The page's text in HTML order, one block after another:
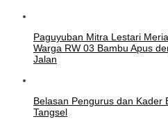
Paguyuban Mitra Lestari
Warga RW 03 Bambu Apus
Jalan
Belasan Pengurus dan Kader
Tangsel